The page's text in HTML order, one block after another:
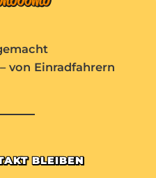
von Einradfahrern
BLEIBEN